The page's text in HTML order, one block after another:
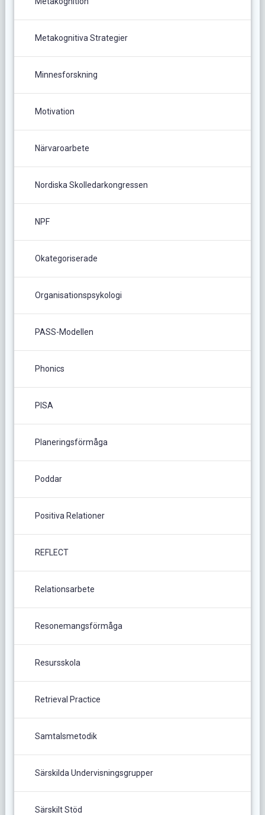
Metakognitiva Strategier
Minnesforskning
Motivation
Närvaroarbete
Nordiska Skolledarkongressen
NPF
Okategoriserade
Organisationspsykologi
PASS-Modellen
Phonics
PISA
Planeringsförmåga
Poddar
Positiva Relationer
REFLECT
Relationsarbete
Resonemangsförmåga
Resursskola
Retrieval Practice
Samtalsmetodik
Särskilda Undervisningsgrupper
Särskilt Stöd